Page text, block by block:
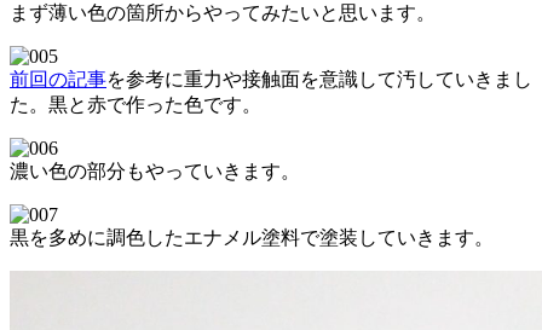
まず薄い色の箇所からやってみたいと思います。
前回の記事を参考に重力や接触面を意識して汚していきまし
た。黒と赤で作った色です。
濃い色の部分もやっていきます。
黒を多めに調色したエナメル塗料で塗装していきます。